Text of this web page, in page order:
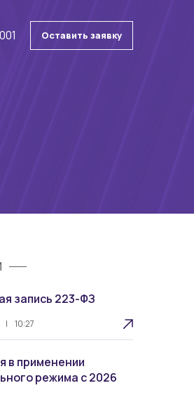
Оставить заявку
запись 223-ФЗ
| 10:27
в применении
режима с 2026